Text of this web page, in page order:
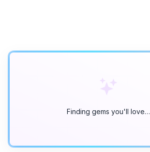
Finding gems you'll love…